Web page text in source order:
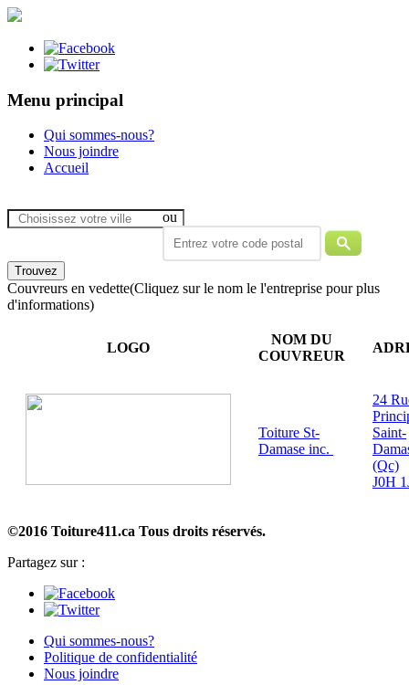
Menu principal
Qui sommes-nous?
Nous joindre
Accueil
ou
Couvreurs en vedette(Cliquez sur le nom le l'entreprise pour plus
d'informations)
LOGO
NOM DU
COUVREUR
Toiture St-
Damase inc.
24
Saint-
(Qc)
J0H
©2016 Toiture411.ca Tous droits réservés.
Partagez sur :
Qui sommes-nous?
Politique de confidentialité
Nous joindre